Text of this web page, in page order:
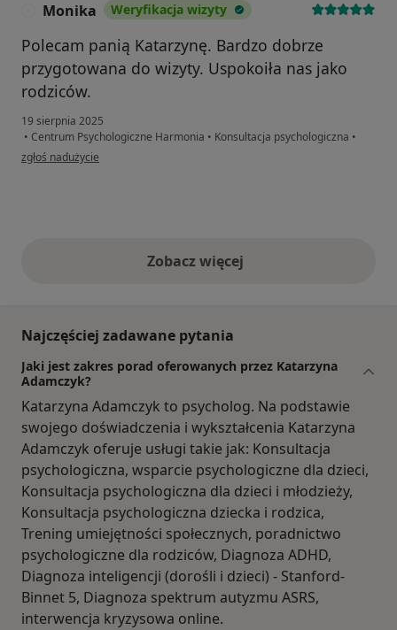
Monika Weryfikacja wizyty
Polecam panią Katarzynę. Bardzo dobrze
przygotowana do wizyty. Uspokoiła nas jako
rodziców.
19 sierpnia 2025
• Centrum Psychologiczne Harmonia • Konsultacja psychologiczna •
w opinii użytkownika Monika
zgłoś nadużycie
Zobacz więcejopinie powyżej
Najczęściej zadawane pytania
Jaki jest zakres porad oferowanych przez Katarzyna
Adamczyk?
Katarzyna Adamczyk to psycholog. Na podstawie
swojego doświadczenia i wykształcenia Katarzyna
Adamczyk oferuje usługi takie jak: Konsultacja
psychologiczna, wsparcie psychologiczne dla dzieci,
Konsultacja psychologiczna dla dzieci i młodzieży,
Konsultacja psychologiczna dziecka i rodzica,
Trening umiejętności społecznych, poradnictwo
psychologiczne dla rodziców, Diagnoza ADHD,
Diagnoza inteligencji (dorośli i dzieci) - Stanford-
Binnet 5, Diagnoza spektrum autyzmu ASRS,
interwencja kryzysowa online.